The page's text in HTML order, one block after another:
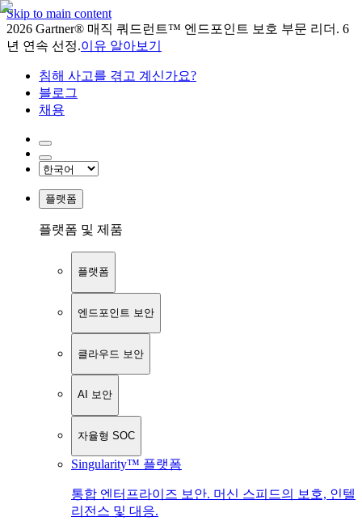
Skip to main content
2026 Gartner® 매직 쿼드런트™ 엔드포인트 보호 부문 리더. 6
년 연속 선정.이유 알아보기
침해 사고를 겪고 계신가요?
블로그
채용
플랫폼
플랫폼 및 제품
플랫폼
엔드포인트 보안
클라우드 보안
AI 보안
자율형 SOC
Singularity™ 플랫폼
통합 엔터프라이즈 보안. 머신 스피드의 보호, 인텔
리전스 및 대응.